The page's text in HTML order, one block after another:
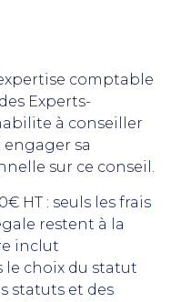
comptable
Experts-
à conseiller
sa
sur ce conseil.
HT : seuls les frais
restent à la
inclut
le choix du statut
statuts et des